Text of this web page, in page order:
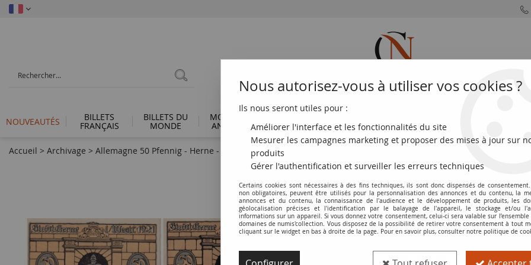
NOUVEAUTÉS BILLETS
FRANÇAIS
BILLETS DU
MONDE
MONNAIES
ANTIQUES FRANÇAISES DU MONDE EUROS
Accueil > Archivage > Allemagne 50 Pfennig - Herne - Notgeld - 01-07-1921 - NEUF/SPL.
Billet Allemagne 50 Pfennig - Herne -
Réf. :100116073
Nous autorisez-vous à utiliser vos cookies ?
Ils nous seront utiles pour :
Améliorer l'interface et les fonctionnalités du site
Mesurer les campagnes marketing et proposer des mises à jour sur
produits
Gérer l'authentification et surveiller les erreurs techniques
Certains cookies sont nécessaires à des fins techniques, ils sont donc dispensés de
non obligatoires, peuvent être utilisés pour la personnalisation des annonces et du contenu, la
annonces et du contenu, la connaissance de l'audience et le développement de produits, les
géolocalisation précises et l'identification par le balayage de l'appareil, le stockage et/ou
informations sur un appareil. Si vous donnez votre consentement, celui-ci sera valable sur l’ensemble
domaines de numis'collection. Vous disposez de la possibilité de retirer votre consentement à tout
cliquant sur le widget en bas à droite de la page. Pour en savoir plus, consulter notre politique de